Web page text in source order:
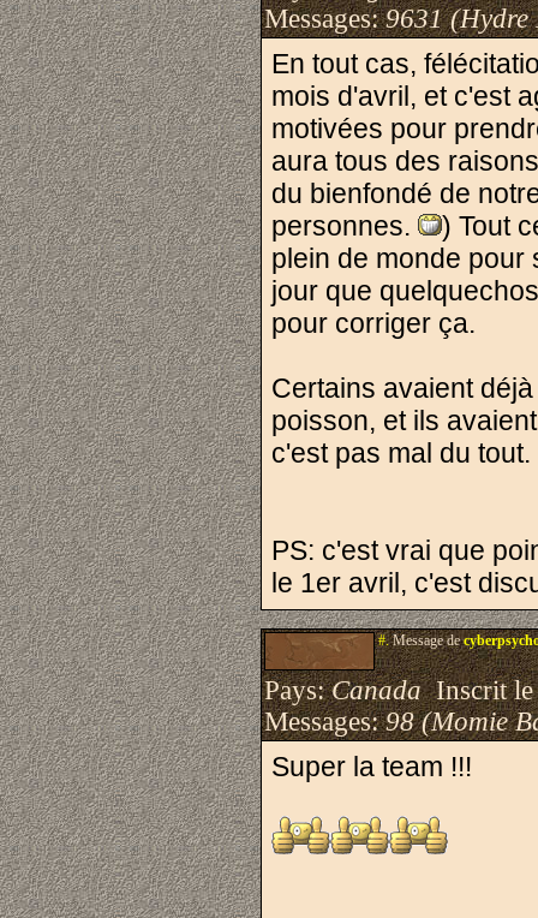
Messages:9631 (Hydre
En tout cas,
mois d'avril, et c'est
motivées pour
aura tous des
du bienfondé de
personnes.
) Tout
plein de monde pour
jour que
pour corriger ça.
Certains avaient
poisson, et ils
c'est pas mal du tout.
PS: c'est vrai que
le 1er avril, c'est
#.Message de
Pays:CanadaInscrit
Messages:98 (Momie
Super la team !!!